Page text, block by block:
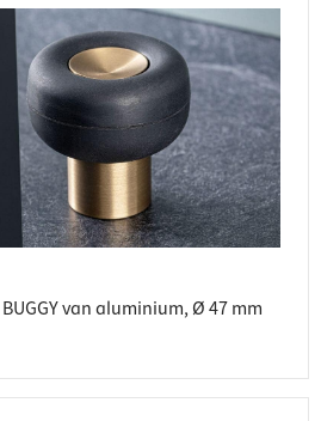
van aluminium, Ø 47 mm